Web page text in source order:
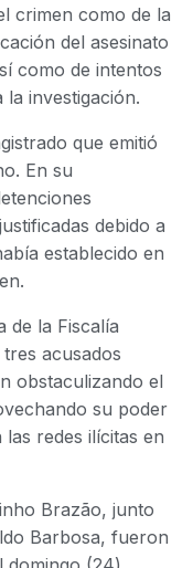
crimen como de la
del asesinato
como de intentos
investigación.
que emitió
En su
debido a
establecido en
de la Fiscalía
acusados
obstaculizando el
su poder
redes ilícitas en
Brazão, junto
Barbosa, fueron